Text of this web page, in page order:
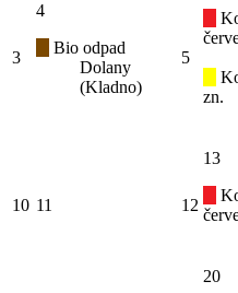
3
4
Bio odpad
Dolany
(Kladno)
5
zn.
10 11 12
13
20